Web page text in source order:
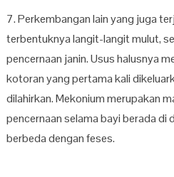
7. Perkembangan lain yang juga
terbentuknya langit-langit mulut,
pencernaan janin. Usus halusnya
kotoran yang pertama kali
dilahirkan. Mekonium merupakan
pencernaan selama bayi berada di
berbeda dengan feses.